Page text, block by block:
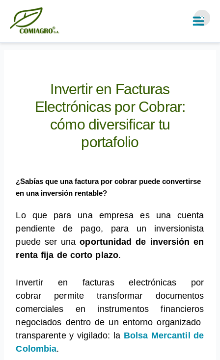
contenido
Invertir en Facturas
Electrónicas por Cobrar:
cómo diversificar tu
portafolio
¿Sabías que una factura por cobrar puede convertirse
en una inversión rentable?
Lo que para una empresa es una cuenta
pendiente de pago, para un inversionista
puede ser unaoportunidad de inversión en
renta fija de corto plazo.
Invertir en facturas electrónicas por
cobrar permite transformar documentos
comerciales en instrumentos financieros
negociados dentro de un entorno organizado
transparente y vigilado: la Bolsa Mercantil de
Colombia.